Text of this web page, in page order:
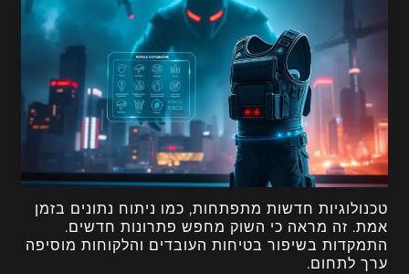
טכנולוגיות חדשות מתפתחות, כמו ניתוח נתונים בזמן
אמת. זה מראה כי השוק מחפש פתרונות חדשים.
התמקדות בשיפור בטיחות העובדים והלקוחות מוסיפה
ערך לתחום.